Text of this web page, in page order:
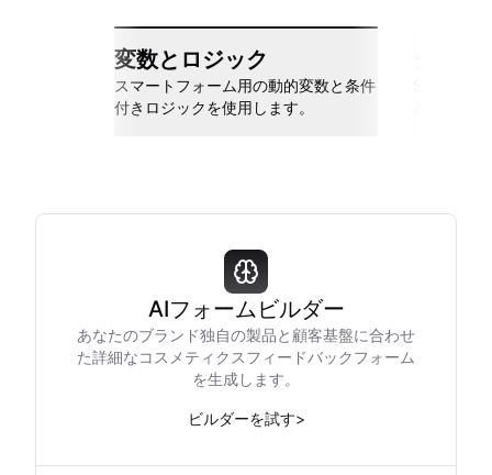
変数とロジック
スマートフォーム用の動的変数と条件
付きロジックを使用します。
AIフォームビルダー
あなたのブランド独自の製品と顧客基盤に合わせ
た詳細なコスメティクスフィードバックフォーム
を生成します。
ビルダーを試す>